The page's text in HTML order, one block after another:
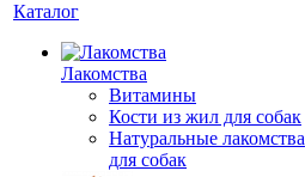
Каталог
Лакомства
Витамины
Кости из жил для собак
Натуральные лакомства
для собак